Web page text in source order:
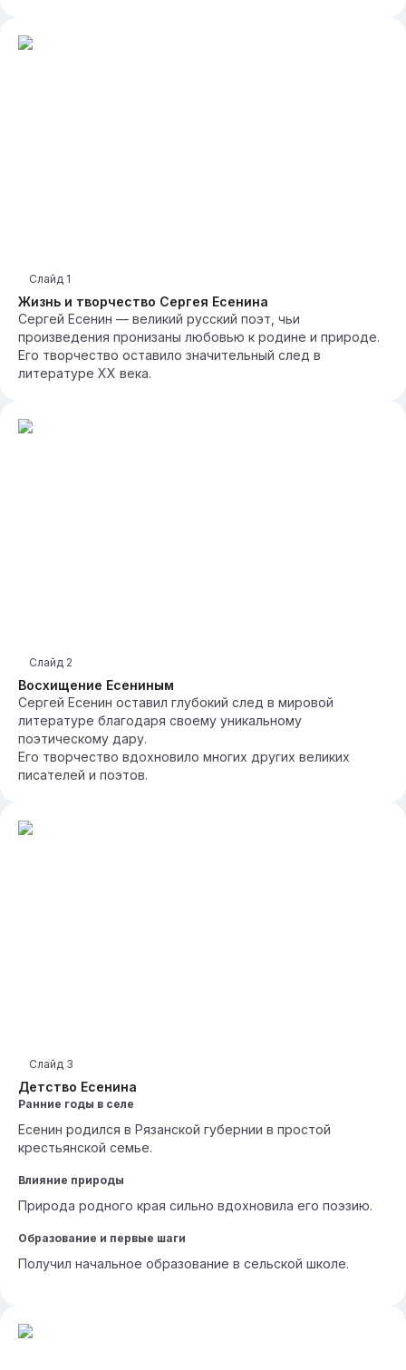
Жизнь и творчество Сергея Есенина
Слайд 1
Сергей Есенин — великий русский поэт, чьи
произведения пронизаны любовью к родине и природе.
Его творчество оставило значительный след в
литературе XX века.
Восхищение Есениным
Слайд 2
Сергей Есенин оставил глубокий след в мировой
литературе благодаря своему уникальному
поэтическому дару.
Его творчество вдохновило многих других великих
писателей и поэтов.
Детство Есенина
Слайд 3
Ранние годы в селе
Есенин родился в Рязанской губернии в простой
крестьянской семье.
Влияние природы
Природа родного края сильно вдохновила его поэзию.
Образование и первые шаги
Получил начальное образование в сельской школе.